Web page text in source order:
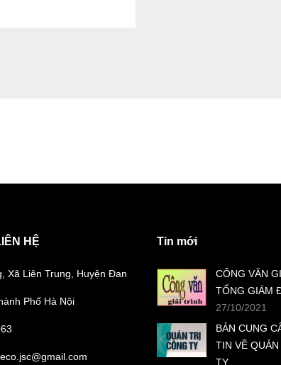
HỆ
Xã Liên Trung, Huyện Đan
Phố Hà Nội
Tin mới
CÔNG VĂN
TỔNG GIÁM
27/10/2021
BẢN CUNG
TIN VỀ
TY